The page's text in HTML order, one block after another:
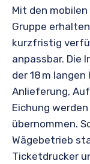
Mit den mobilen
Gruppe
kurzfristig
anpassbar. Die
der 18 m
Anlieferung,
Eichung
übernommen.
Wägebetrieb
Ticketdrucker